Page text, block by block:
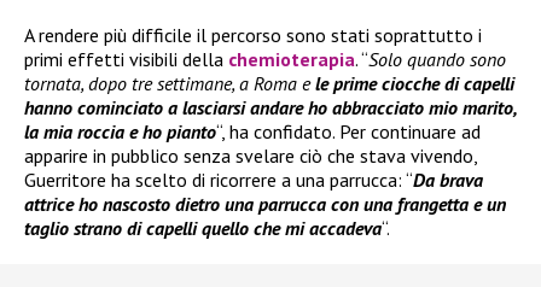
A rendere più difficile il percorso sono stati soprattutto i
primi effetti visibili della chemioterapia. “Solo quando sono
tornata, dopo tre settimane, a Roma ele prime ciocche di capelli
hanno cominciato a lasciarsi andare ho abbracciato mio marito,
la mia roccia e ho pianto“, ha confidato. Per continuare ad
apparire in pubblico senza svelare ciò che stava vivendo,
Guerritore ha scelto di ricorrere a una parrucca: “Da brava
attrice ho nascosto dietro una parrucca con una frangetta e un
taglio strano di capelli quello che mi accadeva“.